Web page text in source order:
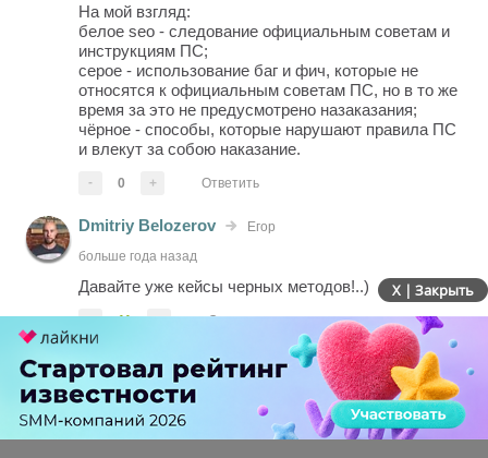
На мой взгляд:
белое seo - следование официальным советам и
инструкциям ПС;
серое - использование баг и фич, которые не
относятся к официальным советам ПС, но в то же
время за это не предусмотрено назаказания;
чёрное - способы, которые нарушают правила ПС
и влекут за собою наказание.
- 0 + Ответить
Dmitriy Belozerov
Егор
больше года назад
Давайте уже кейсы черных методов!..)
- 11 + Ответить
X | Закрыть